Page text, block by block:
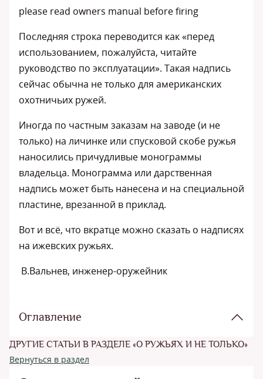
please read owners manual before firing
Последняя строка переводится как «перед
использованием, пожалуйста, читайте
руководство по эксплуатации». Такая надпись
сейчас обычна не только для американских
охотничьих ружей.
Иногда по частным заказам на заводе (и не
только) на личинке или спусковой скобе ружья
наносились причудливые монограммы
владельца. Монограмма или дарственная
надпись может быть нанесена и на специальной
пластине, врезанной в приклад.
Вот и всё, что вкратце можно сказать о надписях
на ижевских ружьях.
В.Вальнев, инженер-оружейник
Оглавление
ДРУГИЕ СТАТЬИ В РАЗДЕЛЕ «О РУЖЬЯХ И НЕ ТОЛЬКО»
Вернуться в раздел